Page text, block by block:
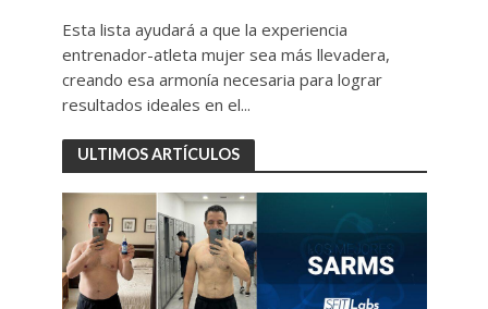
Esta lista ayudará a que la experiencia
entrenador-atleta mujer sea más llevadera,
creando esa armonía necesaria para lograr
resultados ideales en el...
ULTIMOS ARTÍCULOS